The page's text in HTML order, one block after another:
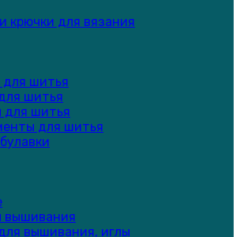
крючки для вязания
для шитья
шитья
для шитья
для шитья
вышивания
вышивания, иглы